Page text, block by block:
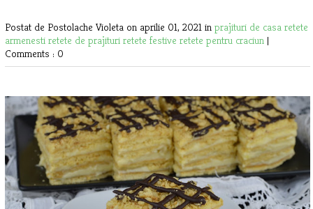
Postat de Postolache Violeta on aprilie 01, 2021 in prajituri de casa retete
armenesti retete de prajituri retete festive retete pentru craciun |
Comments : 0